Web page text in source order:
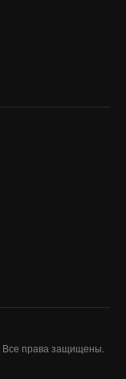
Все права защищены.